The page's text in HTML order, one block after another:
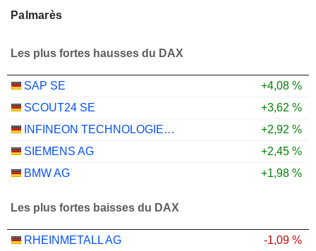
Palmarès
Les plus fortes hausses du DAX
SAP SE
+4,08 %
SCOUT24 SE
+3,62 %
INFINEON TECHNOLOGIES AG
+2,92 %
SIEMENS AG
+2,45 %
BMW AG
+1,98 %
Les plus fortes baisses du DAX
RHEINMETALL AG
-1,09 %